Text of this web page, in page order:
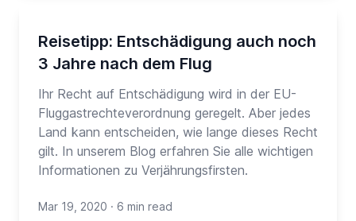
Reisetipp: Entschädigung auch noch
3 Jahre nach dem Flug
Ihr Recht auf Entschädigung wird in der EU-
Fluggastrechteverordnung geregelt. Aber jedes
Land kann entscheiden, wie lange dieses Recht
gilt. In unserem Blog erfahren Sie alle wichtigen
Informationen zu Verjährungsfirsten.
Mar 19, 2020 · 6 min read